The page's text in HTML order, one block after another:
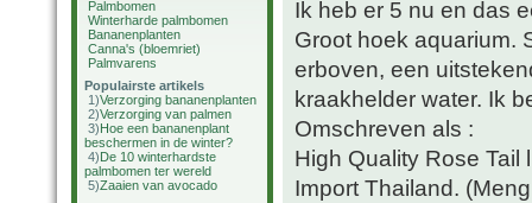
Palmbomen
Winterharde palmbomen
Bananenplanten
Canna's (bloemriet)
Palmvarens
Populairste artikels
1)Verzorging bananenplanten
2)Verzorging van palmen
3)Hoe een bananenplant
beschermen in de winter?
4)De 10 winterhardste
palmbomen ter wereld
5)Zaaien van avocado
Ik heb er 5 nu en das
Groot hoek aquarium.
erboven, een
kraakhelder water. Ik
Omschreven als :
High Quality Rose Tail
Import Thailand.